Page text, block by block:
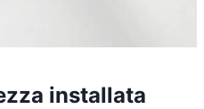
installata